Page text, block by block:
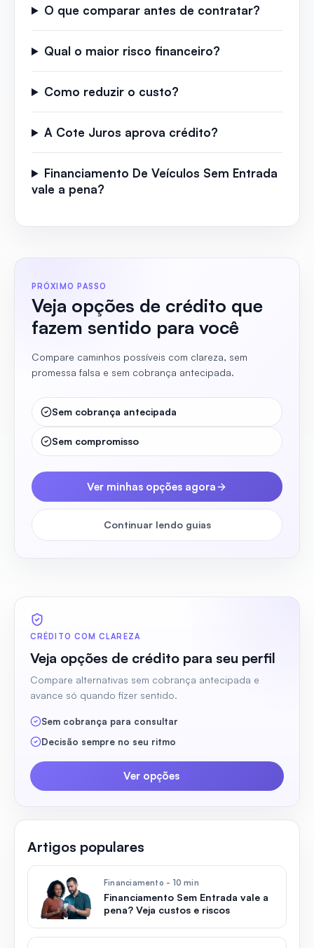
O que comparar antes de contratar?
Qual o maior risco financeiro?
Como reduzir o custo?
A Cote Juros aprova crédito?
Financiamento De Veículos Sem Entrada
vale a pena?
PRÓXIMO PASSO
Veja opções de crédito que
fazem sentido para você
Compare caminhos possíveis com clareza, sem
promessa falsa e sem cobrança antecipada.
Sem cobrança antecipada
Sem compromisso
Ver minhas opções agora
Continuar lendo guias
CRÉDITO COM CLAREZA
Veja opções de crédito para seu perfil
Compare alternativas sem cobrança antecipada e
avance só quando fizer sentido.
Sem cobrança para consultar
Decisão sempre no seu ritmo
Ver opções
Artigos populares
Financiamento - 10 min
Financiamento Sem Entrada vale a
pena? Veja custos e riscos